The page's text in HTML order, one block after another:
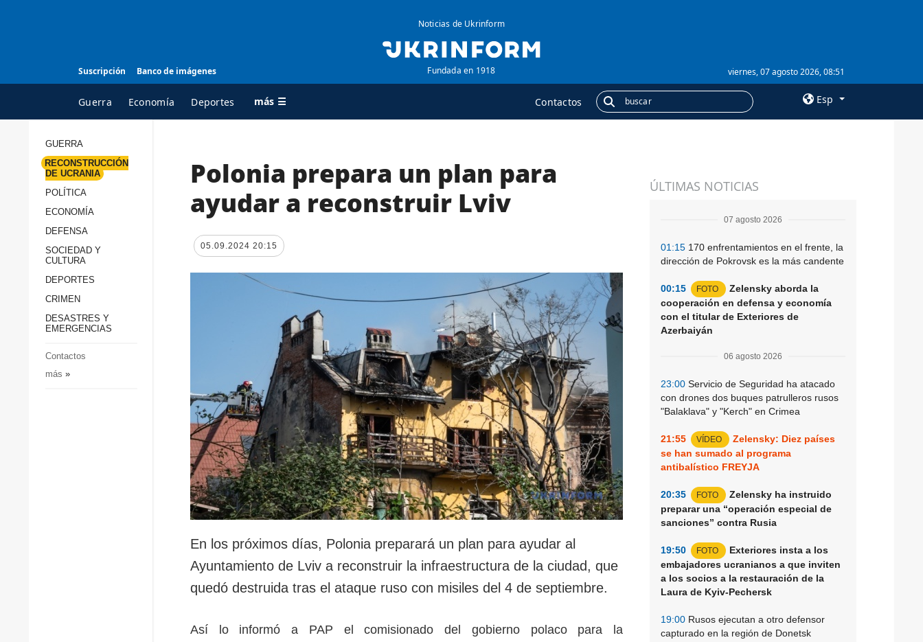
Suscripción Banco de imágenes
Noticias de Ukrinform
Fundada en 1918 viernes, 07 agosto 2026, 08:51
Guerra Economía Deportes más ☰ Contactos Esp
TODAS LAS
Sociedad y Cultura
Desastres y emergencias
AGENCIA
sobre la agencia
contacto
servicios
Política de privacidad y
protección de datos
personales
ADICIONAL
Podcasts
Publicaciones
Video
Releases
Suscripción
GUERRA
RECONSTRUCCIÓN
DE UCRANIA
POLÍTICA
ECONOMÍA
DEFENSA
SOCIEDAD Y
CULTURA
DEPORTES
CRIMEN
DESASTRES Y
EMERGENCIAS
Contactos
más »
ÚLTIMAS NOTICIAS
07 agosto 2026
01:15 170 enfrentamientos en el frente, la
dirección de Pokrovsk es la más candente
00:15 FOTO
Zelensky aborda la
cooperación en defensa y economía
con el titular de Exteriores de
Azerbaiyán
06 agosto 2026
23:00 Servicio de Seguridad ha atacado
con drones dos buques patrulleros rusos
"Balaklava" y "Kerch" en Crimea
21:55 VÍDEO
Zelensky: Diez países
se han sumado al programa
antibalístico FREYJA
20:35 FOTO
Zelensky ha instruido
preparar una “operación especial de
sanciones” contra Rusia
19:50 FOTO
Exteriores insta a los
embajadores ucranianos a que inviten
a los socios a la restauración de la
Laura de Kyiv-Pechersk
19:00 Rusos ejecutan a otro defensor
capturado en la región de Donetsk
Polonia prepara un plan para
ayudar a reconstruir Lviv
05.09.2024 20:15
En los próximos días, Polonia preparará un plan para ayudar al
Ayuntamiento de Lviv a reconstruir la infraestructura de la ciudad, que
quedó destruida tras el ataque ruso con misiles del 4 de septiembre.
Así lo informó a PAP el comisionado del gobierno polaco para la